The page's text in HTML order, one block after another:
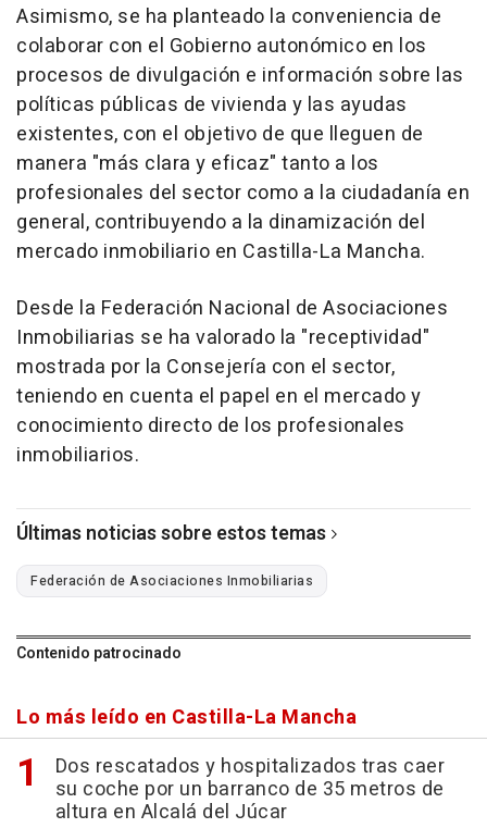
Asimismo, se ha planteado la conveniencia de
colaborar con el Gobierno autonómico en los
procesos de divulgación e información sobre las
políticas públicas de vivienda y las ayudas
existentes, con el objetivo de que lleguen de
manera "más clara y eficaz" tanto a los
profesionales del sector como a la ciudadanía en
general, contribuyendo a la dinamización del
mercado inmobiliario en Castilla-La Mancha.
Desde la Federación Nacional de Asociaciones
Inmobiliarias se ha valorado la "receptividad"
mostrada por la Consejería con el sector,
teniendo en cuenta el papel en el mercado y
conocimiento directo de los profesionales
inmobiliarios.
Últimas noticias sobre estos temas
Federación de Asociaciones Inmobiliarias
Contenido patrocinado
Lo más leído en Castilla-La Mancha
Dos rescatados y hospitalizados tras caer
su coche por un barranco de 35 metros de
altura en Alcalá del Júcar